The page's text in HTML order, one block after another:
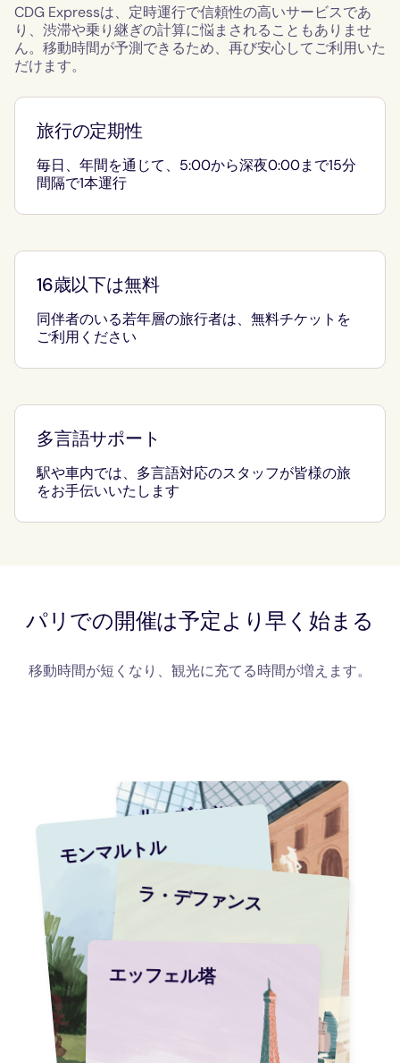
CDG Expressは、定時運行で信頼性の高いサービスであ
り、渋滞や乗り継ぎの計算に悩まされることもありませ
ん。移動時間が予測できるため、再び安心してご利用いた
だけます。
旅行の定期性
毎日、年間を通じて、5:00から深夜0:00まで15分
間隔で1本運行
16歳以下は無料
同伴者のいる若年層の旅行者は、無料チケットを
ご利用ください
多言語サポート
駅や車内では、多言語対応のスタッフが皆様の旅
をお手伝いいたします
パリでの開催は予定より早く始まる
移動時間が短くなり、観光に充てる時間が増えます。
エッフェル塔
ラ・デファンス
モンマルトル
ルーヴル美術館